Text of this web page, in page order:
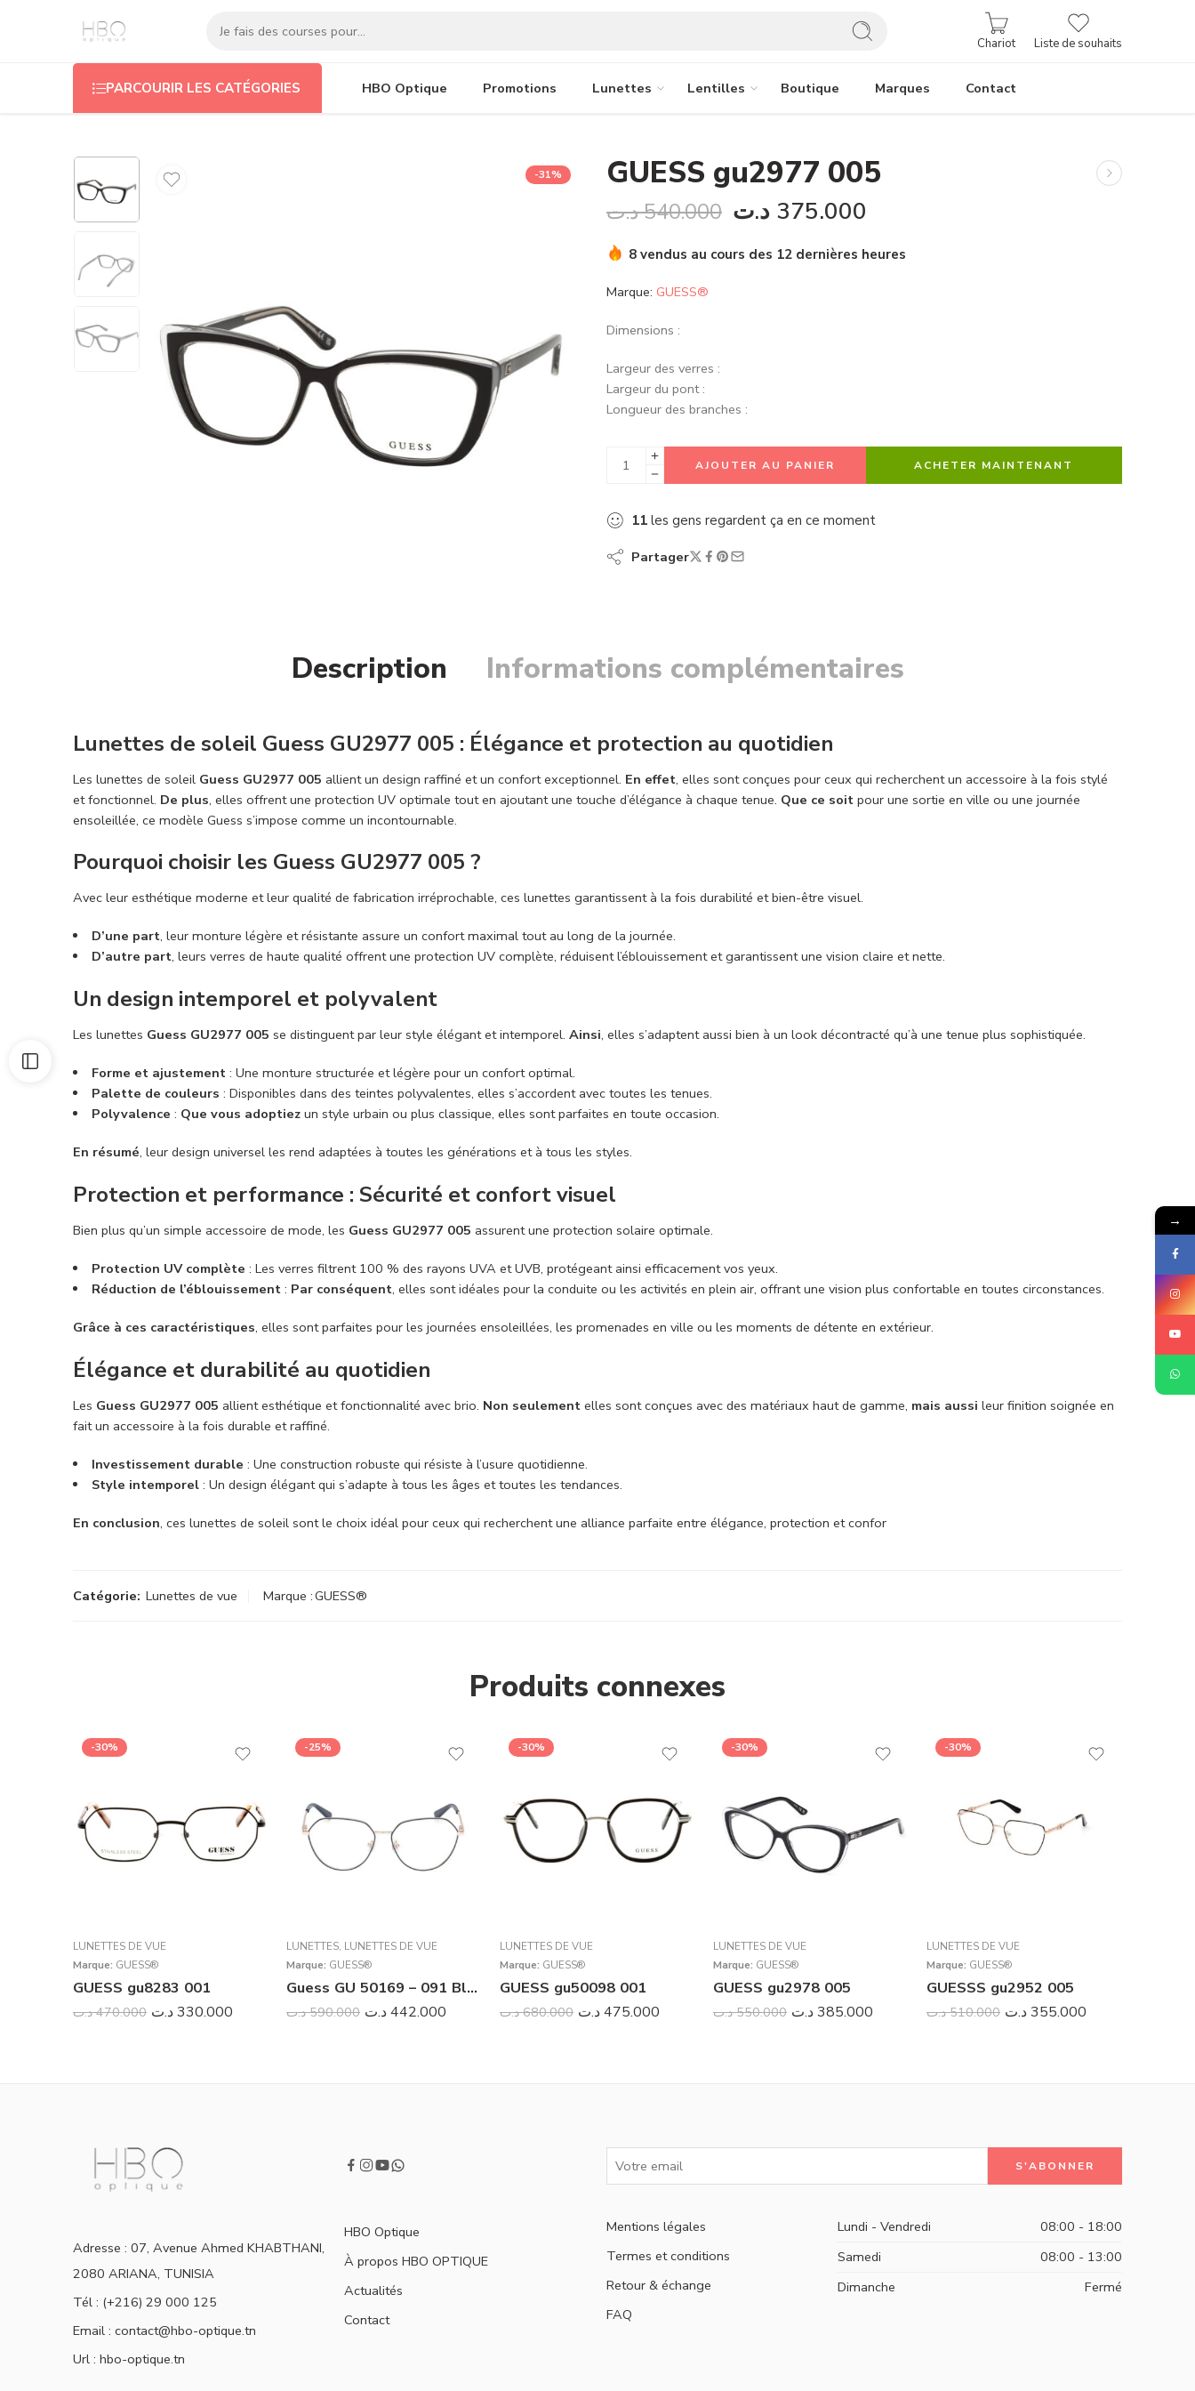
Chariot Liste de souhaits
PARCOURIR LES CATÉGORIES HBO Optique Promotions Lunettes Lentilles Boutique Marques Contact
-31% GUESS gu2977 005
540.000د.ت 375.000 د.ت
8 vendus au cours des 12 dernières heures
Marque: GUESS®
Dimensions :
Largeur des verres :
Largeur du pont :
Longueur des branches :
AJOUTER AU PANIER ACHETER MAINTENANT
11 les gens regardent ça en ce moment
Partager
Description Informations complémentaires
Lunettes de soleil Guess GU2977 005 : Élégance et protection au quotidien
Les lunettes de soleil Guess GU2977 005 allient un design raffiné et un confort exceptionnel. En effet, elles sont conçues pour ceux qui recherchent un accessoire à la fois stylé
et fonctionnel. De plus, elles offrent une protection UV optimale tout en ajoutant une touche d’élégance à chaque tenue. Que ce soit pour une sortie en ville ou une journée
ensoleillée, ce modèle Guess s’impose comme un incontournable.
Pourquoi choisir les Guess GU2977 005 ?
Avec leur esthétique moderne et leur qualité de fabrication irréprochable, ces lunettes garantissent à la fois durabilité et bien-être visuel.
D’une part, leur monture légère et résistante assure un confort maximal tout au long de la journée.
D’autre part, leurs verres de haute qualité offrent une protection UV complète, réduisent l’éblouissement et garantissent une vision claire et nette.
Un design intemporel et polyvalent
Les lunettes Guess GU2977 005 se distinguent par leur style élégant et intemporel. Ainsi, elles s’adaptent aussi bien à un look décontracté qu’à une tenue plus sophistiquée.
Forme et ajustement: Une monture structurée et légère pour un confort optimal.
Palette de couleurs : Disponibles dans des teintes polyvalentes, elles s’accordent avec toutes les tenues.
Polyvalence : Que vous adoptiezun style urbain ou plus classique, elles sont parfaites en toute occasion.
En résumé, leur design universel les rend adaptées à toutes les générations et à tous les styles.
Protection et performance : Sécurité et confort visuel
Bien plus qu’un simple accessoire de mode, les Guess GU2977 005 assurent une protection solaire optimale.
Protection UV complète : Les verres filtrent 100 % des rayons UVA et UVB, protégeant ainsi efficacement vos yeux.
Réduction de l’éblouissement: Par conséquent, elles sont idéales pour la conduite ou les activités en plein air, offrant une vision plus confortable en toutes circonstances.
Grâce à ces caractéristiques, elles sont parfaites pour les journées ensoleillées, les promenades en ville ou les moments de détente en extérieur.
Élégance et durabilité au quotidien
Les Guess GU2977 005 allient esthétique et fonctionnalité avec brio. Non seulement elles sont conçues avec des matériaux haut de gamme, mais aussi leur finition soignée en
fait un accessoire à la fois durable et raffiné.
Investissement durable : Une construction robuste qui résiste à l’usure quotidienne.
Style intemporel: Un design élégant qui s’adapte à tous les âges et toutes les tendances.
En conclusion, ces lunettes de soleil sont le choix idéal pour ceux qui recherchent une alliance parfaite entre élégance, protection et confor
Catégorie: Lunettes de vue Marque :GUESS®
Produits connexes
-30%
LUNETTES DE VUE
Marque: GUESS®
GUESS gu8283 001
470.000 د.ت 330.000د.ت
-25%
LUNETTES, LUNETTES DE VUE
Marque: GUESS®
Guess GU 50169 – 091 Bleu Mat | Lunettes Femme
590.000 د.ت 442.000د.ت
-30%
LUNETTES DE VUE
Marque: GUESS®
GUESS gu50098 001
680.000 د.ت 475.000د.ت
-30%
LUNETTES DE VUE
Marque: GUESS®
GUESS gu2978 005
550.000 د.ت 385.000د.ت
-30%
LUNETTES DE VUE
Marque: GUESS®
GUESSS gu2952 005
510.000 د.ت 355.000د.ت
Adresse : 07, Avenue Ahmed KHABTHANI,
2080 ARIANA, TUNISIA
Tél : (+216) 29 000 125
Email : contact@hbo-optique.tn
Url : hbo-optique.tn
HBO Optique
À propos HBO OPTIQUE
Actualités
Contact
Mentions légales
Termes et conditions
Retour & échange
FAQ
Lundi - Vendredi
08:00 - 18:00
Samedi
08:00 - 13:00
Dimanche
Fermé
→